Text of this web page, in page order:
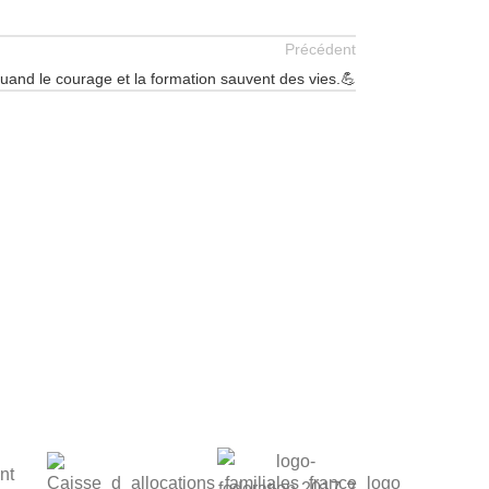
Précédent
le courage et la formation sauvent des vies.💪